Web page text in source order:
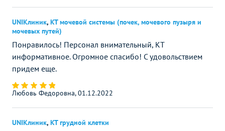
UNIКлиник, КТ мочевой системы (почек, мочевого пузыря и
мочевых путей)
Понравилось! Персонал внимательный, КТ
информативное. Огромное спасибо! С удовольствием
придем еще.
Любовь Федоровна, 01.12.2022
UNIКлиник, КТ грудной клетки